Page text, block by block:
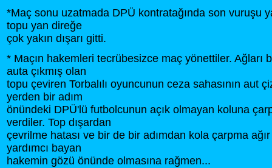
*Maç sonu uzatmada DPÜ kontratağında son vuruşu
topu yan direğe
çok yakın dışarı gitti.
* Maçın hakemleri tecrübesizce maç yönettiler. Ağları
auta çıkmış olan
topu çeviren Torbalılı oyuncunun ceza sahasının aut
yerden bir adım
önündeki DPÜ'lü futbolcunun açık olmayan koluna
verdiler. Top dışardan
çevrilme hatası ve bir de bir adımdan kola çarpma
yardımcı bayan
hakemin gözü önünde olmasına rağmen...